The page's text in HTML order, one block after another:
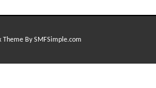
Theme By SMFSimple.com